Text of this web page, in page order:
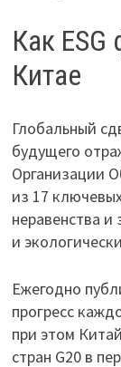
Как
Китае
Глобальный
будущего
Организации
из 17
неравенства
и
Ежегодно
прогресс
при этом
стран G20 в